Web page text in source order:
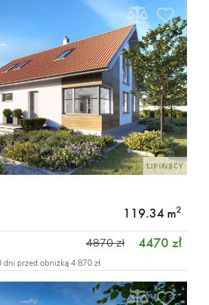
119.34 m2
4470 zł
4870 zł
dni przed obniżką 4 870 zł